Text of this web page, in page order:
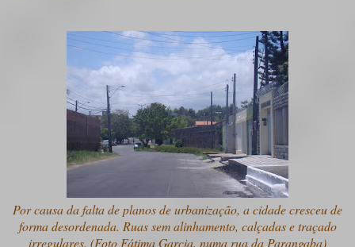
Por causa da falta de planos de urbanização, a cidade cresceu de
forma desordenada. Ruas sem alinhamento, calçadas e traçado
irregulares. (Foto Fátima Garcia, numa rua da Parangaba)